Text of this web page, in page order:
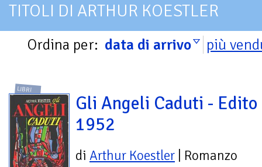
TITOLI DI ARTHUR KOESTLER
Ordina per: data di arrivo più
LIBRI
Gli Angeli Caduti - Edito
1952
di Arthur Koestler | Romanzo